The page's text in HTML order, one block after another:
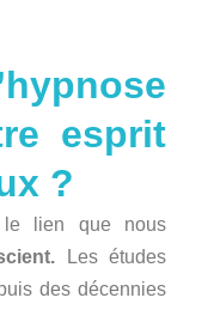
esprit
?
lien que nous
Les études
des décennies